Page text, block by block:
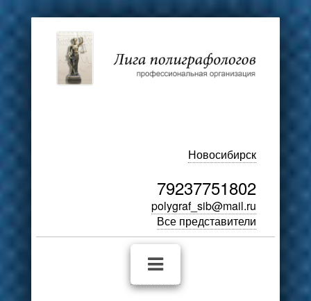
Новосибирск
79237751802
polygraf_sib@mail.ru
Все представители